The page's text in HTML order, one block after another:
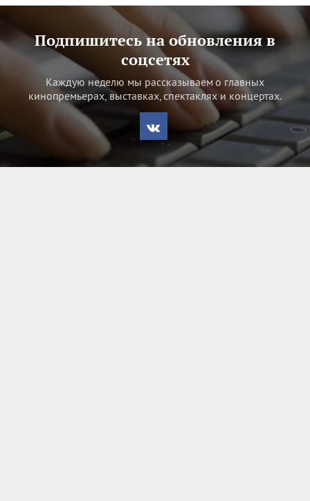
Подпишитесь на обновления в
соцсетях
Каждую неделю мы рассказываем о главных
кинопремьерах, выставках, спектаклях и концертах.